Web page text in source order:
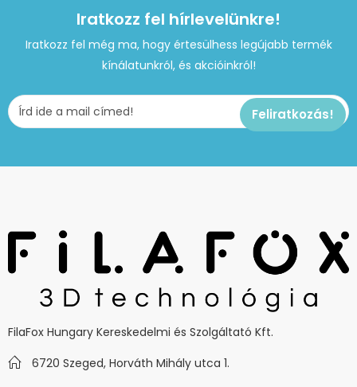
Iratkozz fel hírlevelünkre!
Iratkozz fel még ma, hogy értesülhess legújabb termék
kínálatunkról, és akcióinkról!
FilaFox Hungary Kereskedelmi és Szolgáltató Kft.
6720 Szeged, Horváth Mihály utca 1.